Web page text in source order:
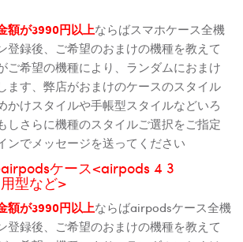
額が3990円以上ならばスマホケース全機
登録後、ご希望のおまけの機種を教えて
ご希望の機種により、ランダムにおまけ
ます、弊店がおまけのケースのスタイル
かけスタイルや手帳型スタイルなどいろ
しさらに機種のスタイルご選択をご指定
ンでメッセージを送ってください
ケース<airpods 4 3
型など>
額が3990円以上ならばairpodsケース全機
登録後、ご希望のおまけの機種を教えて